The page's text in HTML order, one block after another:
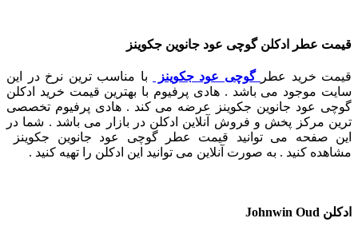
قیمت عطر ادکلن گوچی عود جانوین جکوینز
قیمت خرید عطر گوچی عود جکوینز
با مناسب ترین نرخ در این
سایت موجود می باشد . هادی پرفیوم با بهترین قیمت خرید ادکلن
گوچی عود جانوین جکوینز عرضه می کند . هادی پرفیوم تخصصی
ترین مرکز پخش و فروش آنلاین ادکلن در بازار می باشد . شما در
این صفحه می توانید قیمت عطر گوچی عود جانوین جکوینز
مشاهده کنید . به صورت آنلاین می توانید این ادکلن را تهیه کنید .
ادکلن Johnwin Oud